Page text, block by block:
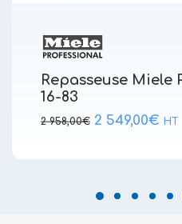
Repasseuse Miele
16-83
2 958,00€ Le
2 549,00€ Le
HT